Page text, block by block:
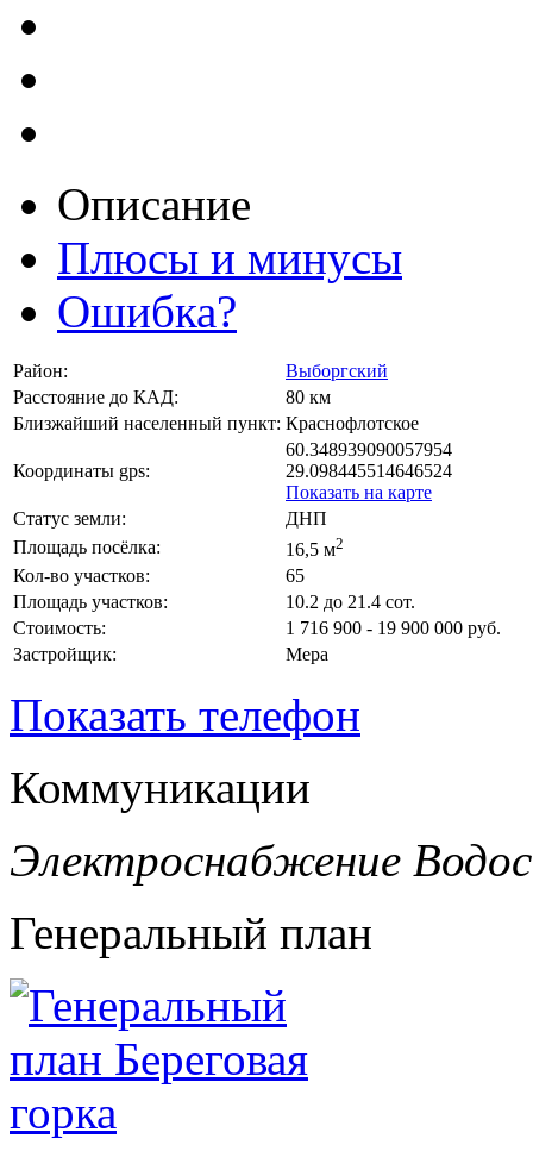
Описание
Плюсы и минусы
Ошибка?
Район:
Выборгский
Расстояние до КАД:
80 км
Близжайший населенный пункт: Краснофлотское
Координаты gps:
60.348939090057954
29.098445514646524
Показать на карте
Статус земли:
ДНП
Площадь посёлка:
16,5 м2
Кол-во участков:
65
Площадь участков:
10.2 до 21.4 сот.
Стоимость:
1 716 900 - 19 900 000 руб.
Застройщик:
Мера
Показать телефон
Коммуникации
Электроснабжение
Генеральный план